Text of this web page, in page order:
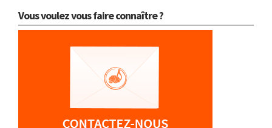
Vous voulez vous faire connaître ?